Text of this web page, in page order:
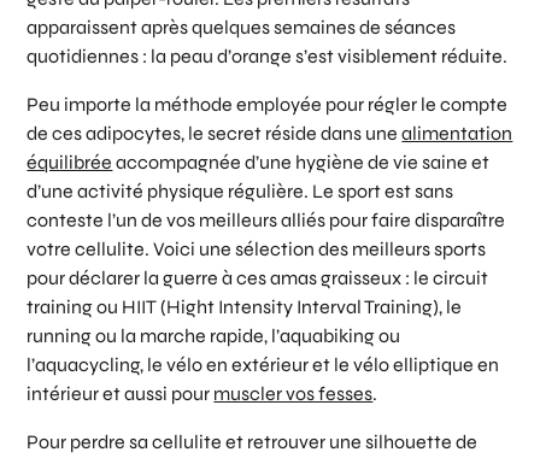
apparaissent après quelques semaines de séances
quotidiennes : la peau d’orange s’est visiblement réduite.
Peu importe la méthode employée pour régler le compte
de ces adipocytes, le secret réside dans unealimentation
équilibrée accompagnée d’une hygiène de vie saine et
d’une activité physique régulière. Le sport est sans
conteste l’un de vos meilleurs alliés pour faire disparaître
votre cellulite. Voici une sélection des meilleurs sports
pour déclarer la guerre à ces amas graisseux : le circuit
training ou HIIT (Hight Intensity Interval Training), le
running ou la marche rapide, l’aquabiking ou
l’aquacycling, le vélo en extérieur et le vélo elliptique en
intérieur et aussi pour muscler vos fesses.
Pour perdre sa cellulite et retrouver une silhouette de